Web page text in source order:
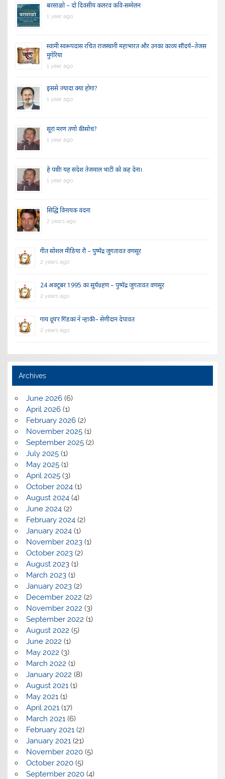
बरसाळो – दो दिवसीय कलरव कवि-सम्मेलन
1 year ago
स्वामी स्वरूपदास रचित राजस्थानी महाभारत और उनका काव्य सौंदर्य–तेजस
मुंगेरिया
1 year ago
इससे ज्यादा क्या होगा?
1 year ago
सूरां मरण तणो की सोच?
1 year ago
हे पंथी! यह संदेश तेजमाल भाटी को कह देना।
1 year ago
सिद्धि विनायक वंदना
2 years ago
गीत सोशल मीडिया रौ – पुष्पेंद्र जुगतावत वणसूर
2 years ago
24 अक्टूबर 1995 का सूर्यग्रहण – पुष्पेंद्र जुगतावत वणसूर
2 years ago
गाय दूय’र गिंडकां ने न्हाकी – सेणीदान देपावत
2 years ago
Archives
June 2026(6)
April 2026(1)
February 2026(2)
November 2025(1)
September 2025(2)
July 2025(1)
May 2025(1)
April 2025(3)
October 2024(1)
August 2024(4)
June 2024(2)
February 2024(2)
January 2024(1)
November 2023(1)
October 2023(2)
August 2023(1)
March 2023(1)
January 2023(2)
December 2022 (2)
November 2022 (3)
September 2022 (1)
August 2022 (5)
June 2022 (1)
May 2022 (3)
March 2022 (1)
January 2022 (8)
August 2021(1)
May 2021(1)
April 2021(17)
March 2021(6)
February 2021(2)
January 2021(21)
November 2020(5)
October 2020(5)
September 2020(4)